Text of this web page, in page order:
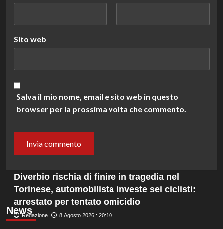
Sito web
Salva il mio nome, email e sito web in questo
browser per la prossima volta che commento.
News
Diverbio rischia di finire in tragedia nel
Torinese, automobilista investe sei ciclisti:
arrestato per tentato omicidio
Redazione 8 Agosto 2026 : 20:10